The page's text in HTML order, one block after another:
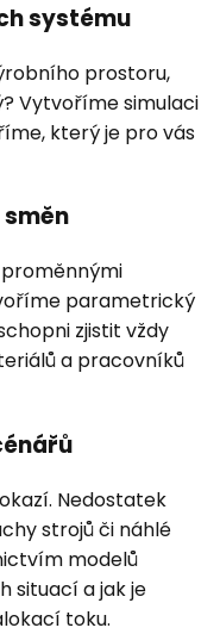
systému
prostoru,
Vytvoříme simulaci
který je pro vás
parametrický
zjistit vždy
a pracovníků
Nedostatek
strojů či náhlé
modelů
situací a jak je
toku.